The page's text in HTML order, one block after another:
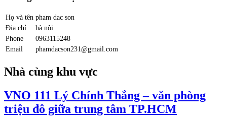
Họ và tên pham dac son
Địa chỉ
hà nội
Phone
0963115248
Email
phamdacson231@gmail.com
Nhà cùng khu vực
VNO 111 Lý Chính Thắng – văn phòng
triệu đô giữa trung tâm TP.HCM